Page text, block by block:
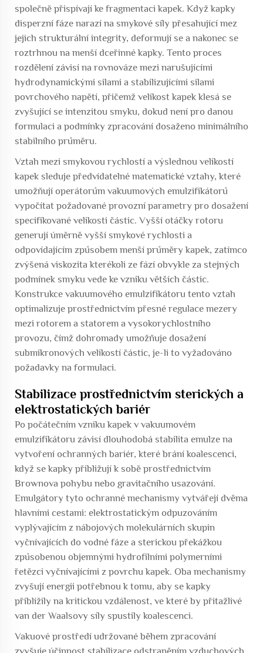
společně přispívají ke fragmentaci kapek. Když kapky
disperzní fáze narazí na smykové síly přesahující mez
jejich strukturální integrity, deformují se a nakonec se
roztrhnou na menší dceřinné kapky. Tento proces
rozdělení závisí na rovnováze mezi narušujícími
hydrodynamickými silami a stabilizujícími silami
povrchového napětí, přičemž velikost kapek klesá se
zvyšující se intenzitou smyku, dokud není pro danou
formulaci a podmínky zpracování dosaženo minimálního
stabilního průměru.
Vztah mezi smykovou rychlostí a výslednou velikostí
kapek sleduje předvídatelné matematické vztahy, které
umožňují operátorům vakuumových emulzifikátorů
vypočítat požadované provozní parametry pro dosažení
specifikované velikosti částic. Vyšší otáčky rotoru
generují úměrně vyšší smykové rychlosti a
odpovídajícím způsobem menší průměry kapek, zatímco
zvýšená viskozita kterékoli ze fází obvykle za stejných
podmínek smyku vede ke vzniku větších částic.
Konstrukce vakuumového emulzifikátoru tento vztah
optimalizuje prostřednictvím přesné regulace mezery
mezi rotorem a statorem a vysokorychlostního
provozu, čímž dohromady umožňuje dosažení
submikronových velikostí částic, je-li to vyžadováno
požadavky na formulaci.
Stabilizace prostřednictvím sterických a
elektrostatických bariér
Po počátečním vzniku kapek v vakuumovém
emulzifikátoru závisí dlouhodobá stabilita emulze na
vytvoření ochranných bariér, které brání koalescenci,
když se kapky přibližují k sobě prostřednictvím
Brownova pohybu nebo gravitačního usazování.
Emulgátory tyto ochranné mechanismy vytvářejí dvěma
hlavními cestami: elektrostatickým odpuzováním
vyplývajícím z nábojových molekulárních skupin
vyčnívajících do vodné fáze a sterickou překážkou
způsobenou objemnými hydrofilními polymerními
řetězci vyčnívajícími z povrchu kapek. Oba mechanismy
zvyšují energii potřebnou k tomu, aby se kapky
přiblížily na kritickou vzdálenost, ve které by přitažlivé
van der Waalsovy síly spustily koalescenci.
Vakuové prostředí udržované během zpracování